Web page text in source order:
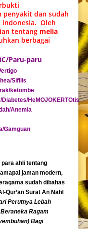
penyakit dan sudah
Oleh
tentang melia
berbagai
Paru-paru
Sifilis
ketombe
HeMOJOKERTOtis
Anemia
Gamguan
ahli tentang
jaman modern,
sudah dibahas
Qur’an Surat An Nahl
Perutnya Lebah
Ragam
Bagi